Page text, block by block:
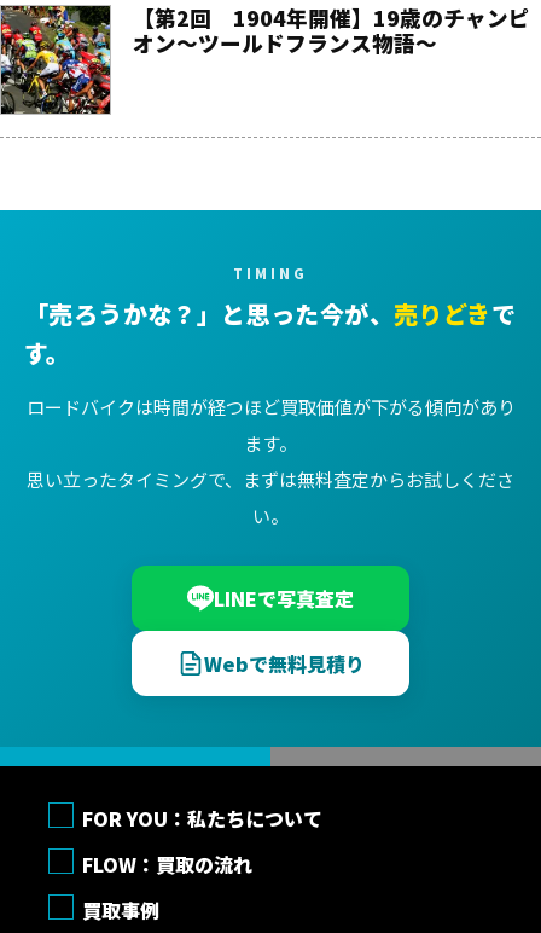
【第2回 1904年開催】19歳のチャンピ
オン〜ツールドフランス物語〜
TIMING
「売ろうかな？」と思った今が、 売りどきで
す。
ロードバイクは時間が経つほど買取価値が下がる傾向があり
ます。
思い立ったタイミングで、まずは無料査定からお試しくださ
い。
LINEで写真査定
Webで無料見積り
FOR YOU：私たちについて
FLOW：買取の流れ
買取事例